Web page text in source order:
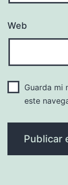
Web
Guarda mi
este